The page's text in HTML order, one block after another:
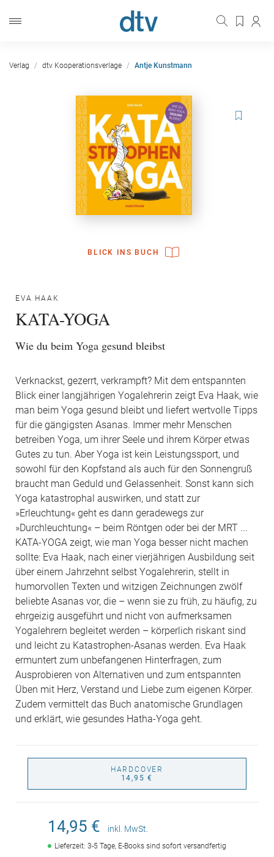
Verlag dtv Kooperationsverlage Antje Kunstmann
BLICK INS BUCH
EVA HAAK
KATA-YOGA
Wie du beim Yoga gesund bleibst
Verknackst, gezerrt, verkrampft? Mit dem entspannten
Blick einer langjährigen Yogalehrerin zeigt Eva Haak, wie
man beim Yoga gesund bleibt und liefert wertvolle Tipps
für die gängigsten Asanas. Immer mehr Menschen
betreiben Yoga, um ihrer Seele und ihrem Körper etwas
Gutes zu tun. Aber Yoga ist kein Leistungssport, und
sowohl für den Kopfstand als auch für den Sonnengruß
braucht man Geduld und Gelassenheit. Sonst kann sich
Yoga katastrophal auswirken, und statt zur
»Erleuchtung« geht es dann geradewegs zur
»Durchleuchtung« – beim Röntgen oder bei der MRT ...
KATA-YOGA zeigt, wie man Yoga besser nicht machen
sollte: Eva Haak, nach einer vierjährigen Ausbildung seit
über einem Jahrzehnt selbst Yogalehrerin, stellt in
humorvollen Texten und witzigen Zeichnungen zwölf
beliebte Asanas vor, die – wenn sie zu früh, zu häufig, zu
ehrgeizig ausgeführt und nicht von aufmerksamen
Yogalehrern begleitet werden – körperlich riskant sind
und leicht zu Katastrophen-Asanas werden. Eva Haak
ermuntert zum unbefangenen Hinterfragen, zum
Ausprobieren von Alternativen und zum entspannten
Üben mit Herz, Verstand und Liebe zum eigenen Körper.
Zudem vermittelt das Buch anatomische Grundlagen
und erklärt, wie gesundes Hatha-Yoga geht.
HARDCOVER
14,95 €
14,95 € inkl. MwSt.
Lieferzeit: 3-5 Tage, E-Books sind sofort versandfertig